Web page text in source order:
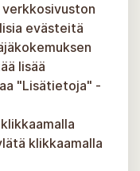
verkkosivuston
evästeitä
lisää
"Lisätietoja" -
klikkaamalla